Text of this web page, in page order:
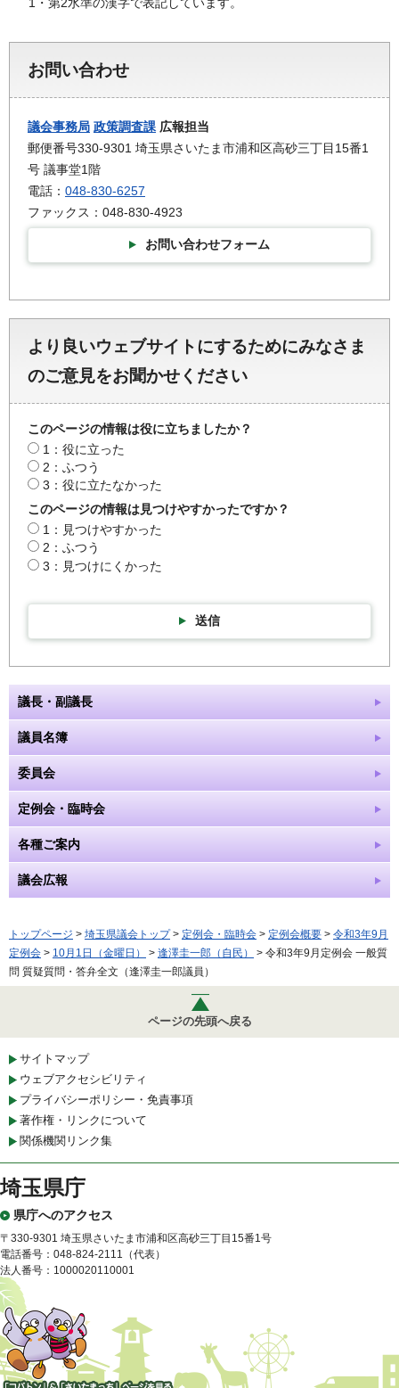
1・第2水準の漢字で表記しています。
お問い合わせ
議会事務局 政策調査課 広報担当
郵便番号330-9301 埼玉県さいたま市浦和区高砂三丁目15番1
号 議事堂1階
電話： 048-830-6257
ファックス：048-830-4923
お問い合わせフォーム
より良いウェブサイトにするためにみなさま
のご意見をお聞かせください
このページの情報は役に立ちましたか？
1：役に立った
2：ふつう
3：役に立たなかった
このページの情報は見つけやすかったですか？
1：見つけやすかった
2：ふつう
3：見つけにくかった
送信
議長・副議長
議員名簿
委員会
定例会・臨時会
各種ご案内
議会広報
トップページ > 埼玉県議会トップ> 定例会・臨時会 > 定例会概要 > 令和3年9月
定例会 > 10月1日（金曜日） > 逢澤圭一郎（自民）
> 令和3年9月定例会 一般質
問 質疑質問・答弁全文（逢澤圭一郎議員）
ページの先頭へ戻る
サイトマップ
ウェブアクセシビリティ
プライバシーポリシー・免責事項
著作権・リンクについて
関係機関リンク集
埼玉県庁
県庁へのアクセス
〒330-9301 埼玉県さいたま市浦和区高砂三丁目15番1号
電話番号：048-824-2111（代表）
法人番号：1000020110001